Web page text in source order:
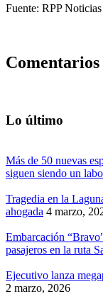
Fuente: RPP Noticias
Comentarios
Lo último
Más de 50 nuevas
siguen siendo un
Tragedia en la
ahogada 4 marzo,
Embarcación
pasajeros en la ruta
Ejecutivo lanza
2 marzo, 2026